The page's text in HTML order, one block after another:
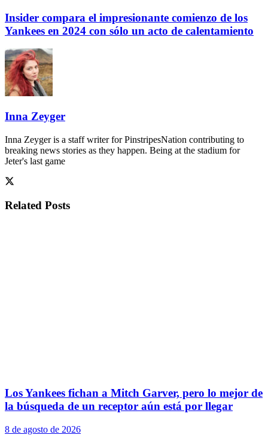
Insider compara el impresionante comienzo de los
Yankees en 2024 con sólo un acto de calentamiento
Inna Zeyger
Inna Zeyger is a staff writer for PinstripesNation contributing to
breaking news stories as they happen. Being at the stadium for
Jeter's last game
Related Posts
Los Yankees fichan a Mitch Garver, pero lo mejor de
la búsqueda de un receptor aún está por llegar
8 de agosto de 2026